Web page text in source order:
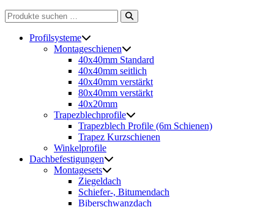
Suche
nach:
Profilsysteme
Montageschienen
40x40mm Standard
40x40mm seitlich
40x40mm verstärkt
80x40mm verstärkt
40x20mm
Trapezblechprofile
Trapezblech Profile (6m Schienen)
Trapez Kurzschienen
Winkelprofile
Dachbefestigungen
Montagesets
Ziegeldach
Schiefer-, Bitumendach
Biberschwanzdach